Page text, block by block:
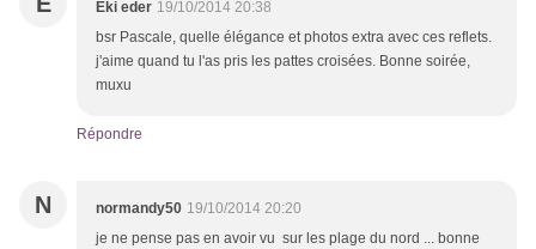
Eki eder 19/10/2014 20:38
bsr Pascale, quelle élégance et photos extra avec ces reflets.
j'aime quand tu l'as pris les pattes croisées. Bonne soirée,
muxu
Répondre
N normandy50 19/10/2014 20:20
je ne pense pas en avoir vu sur les plage du nord ... bonne